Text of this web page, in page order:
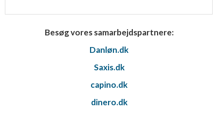
Besøg vores samarbejdspartnere:
Danløn.dk
Saxis.dk
capino.dk
dinero.dk